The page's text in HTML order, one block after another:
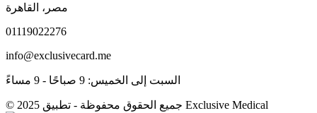
مصر، القاهرة
01119022276
info@exclusivecard.me
السبت إلى الخميس: 9 صباحًا - 9 مساءً
© 2025 جميع الحقوق محفوظة - تطبيق Exclusive Medical